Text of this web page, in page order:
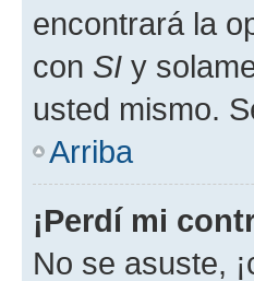
encontrará la
con SI y
usted mismo.
Arriba
¡Perdí mi
No se asuste,